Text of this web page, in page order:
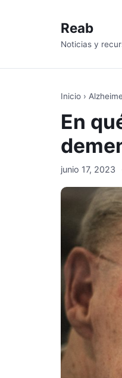
Reab
Noticias y
Inicio ›
En
junio 17, 2023